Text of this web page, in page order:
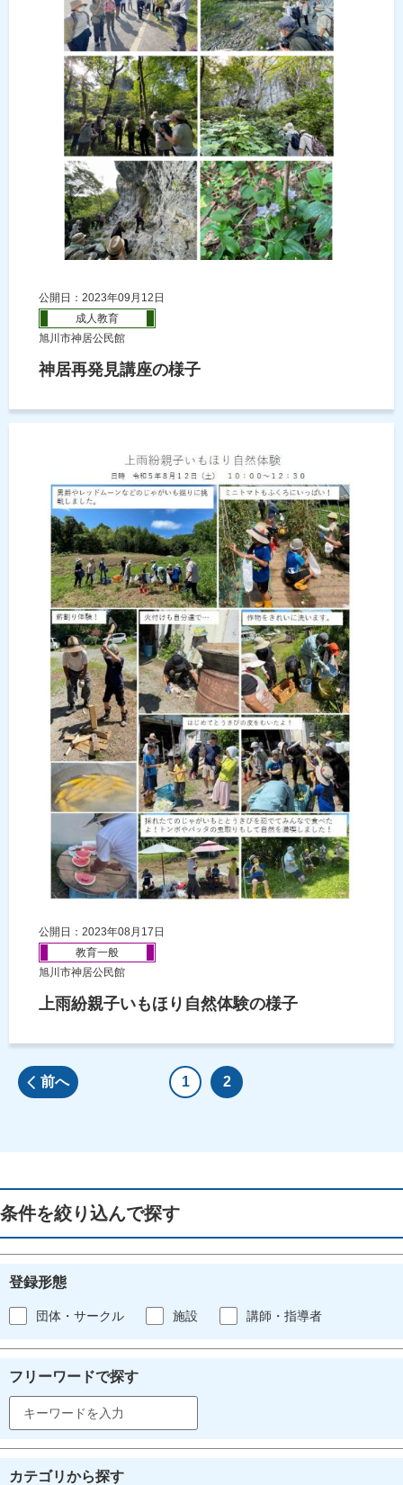
公開日：2023年09月12日
成人教育
旭川市神居公民館
神居再発見講座の様子
公開日：2023年08月17日
教育一般
旭川市神居公民館
上雨紛親子いもほり自然体験の様子
前へ 1 2
条件を絞り込んで探す
登録形態
団体・サークル 施設 講師・指導者
フリーワードで探す
カテゴリから探す